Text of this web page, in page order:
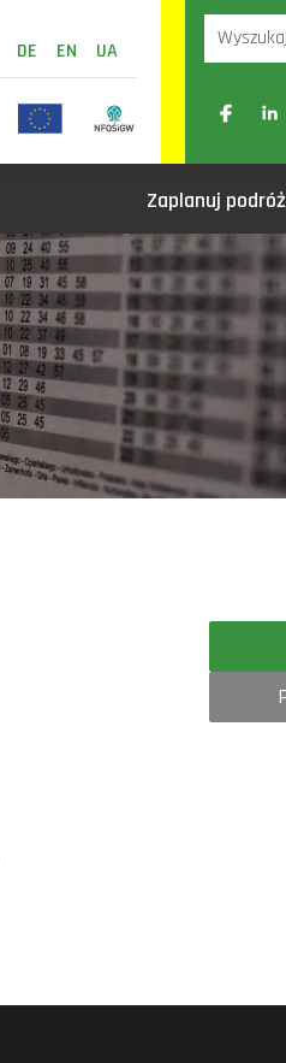
DE EN UA
A- A
Zaplanuj podróż